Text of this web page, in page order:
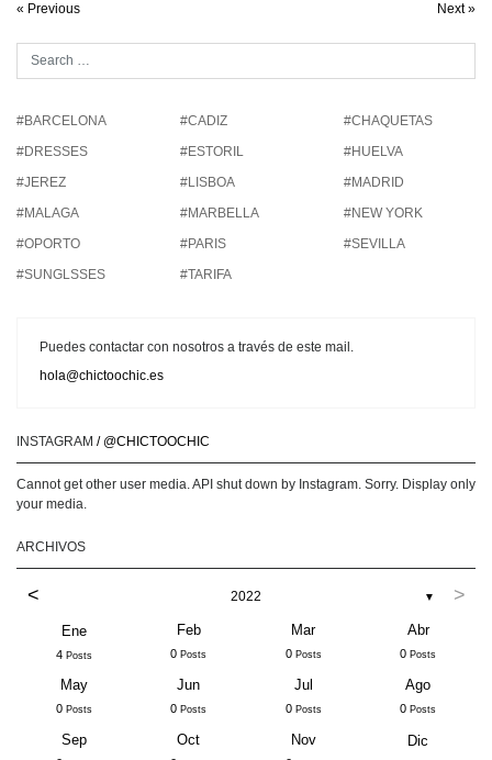
« Previous Next »
#BARCELONA #CADIZ
#CHAQUETAS
#DRESSES
#ESTORIL
#HUELVA
#JEREZ
#LISBOA
#MADRID
#MALAGA
#MARBELLA
#NEW YORK
#OPORTO
#PARIS
#SEVILLA
#SUNGLSSES
#TARIFA
Puedes contactar con nosotros a través de este mail.
hola@chictoochic.es
INSTAGRAM / @CHICTOOCHIC
Cannot get other user media. API shut down by Instagram. Sorry. Display only
your media.
ARCHIVOS
< 2022 ▼ >
Ene
4 Posts
Feb
0 Posts
Mar
0 Posts
Abr
0 Posts
May
0 Posts
Jun
0 Posts
Jul
0 Posts
Ago
0 Posts
Sep Oct Nov Dic